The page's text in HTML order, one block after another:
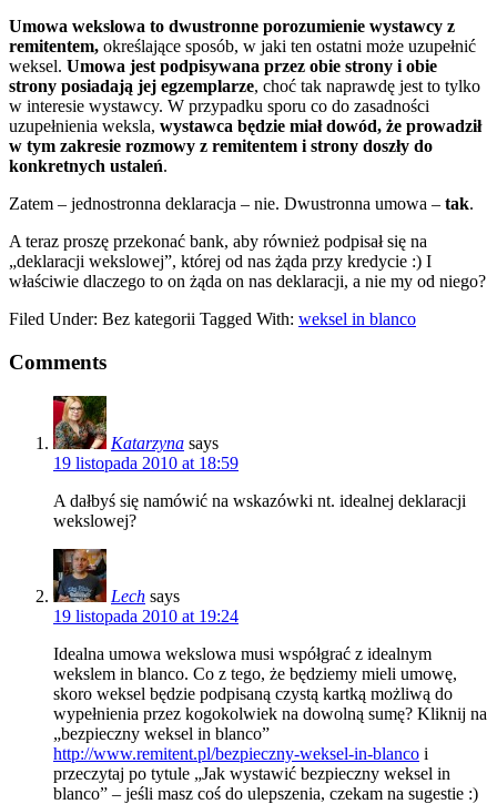
Umowa wekslowa to dwustronne porozumienie wystawcy z
remitentem, określające sposób, w jaki ten ostatni może uzupełnić
weksel. Umowa jest podpisywana przez obie strony i obie
strony posiadają jej egzemplarze, choć tak naprawdę jest to tylko
w interesie wystawcy. W przypadku sporu co do zasadności
uzupełnienia weksla, wystawca będzie miał dowód, że prowadził
w tym zakresie rozmowy z remitentem i strony doszły do
konkretnych ustaleń.
Zatem – jednostronna deklaracja – nie. Dwustronna umowa – tak.
A teraz proszę przekonać bank, aby również podpisał się na
„deklaracji wekslowej”, której od nas żąda przy kredycie :) I
właściwie dlaczego to on żąda on nas deklaracji, a nie my od niego?
Filed Under: Bez kategorii Tagged With: weksel in blanco
Comments
Katarzyna says
19 listopada 2010 at 18:59
A dałbyś się namówić na wskazówki nt. idealnej deklaracji
wekslowej?
Lech says
19 listopada 2010 at 19:24
Idealna umowa wekslowa musi współgrać z idealnym
wekslem in blanco. Co z tego, że będziemy mieli umowę,
skoro weksel będzie podpisaną czystą kartką możliwą do
wypełnienia przez kogokolwiek na dowolną sumę? Kliknij na
„bezpieczny weksel in blanco”
http://www.remitent.pl/bezpieczny-weksel-in-blanco i
przeczytaj po tytule „Jak wystawić bezpieczny weksel in
blanco” – jeśli masz coś do ulepszenia, czekam na sugestie :)